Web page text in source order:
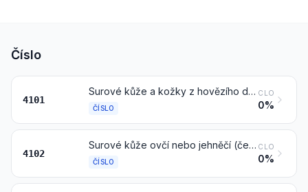
Číslo
4101
Surové kůže a kožky z hovězího dobytka (včetně buvolů) nebo koní a jiných lichokopytníků (čerstvé nebo solené, sušené, vápněné, piklované nebo jinak konzervované, avšak nevyčiněné, nezpracované na pergamen ani jinak neupravené), též odchlupené nebo štípané
ČÍSLO
CLO
0%
4102
Surové kůže ovčí nebo jehněčí (čerstvé nebo solené, sušené, vápněné, piklované nebo jinak konzervované, avšak nevyčiněné, nezpracované na pergamen ani jinak neupravené), též odchlupené nebo štípané, jiné než vyloučené poznámkou 1 c) k této kapitole
ČÍSLO
CLO
0%